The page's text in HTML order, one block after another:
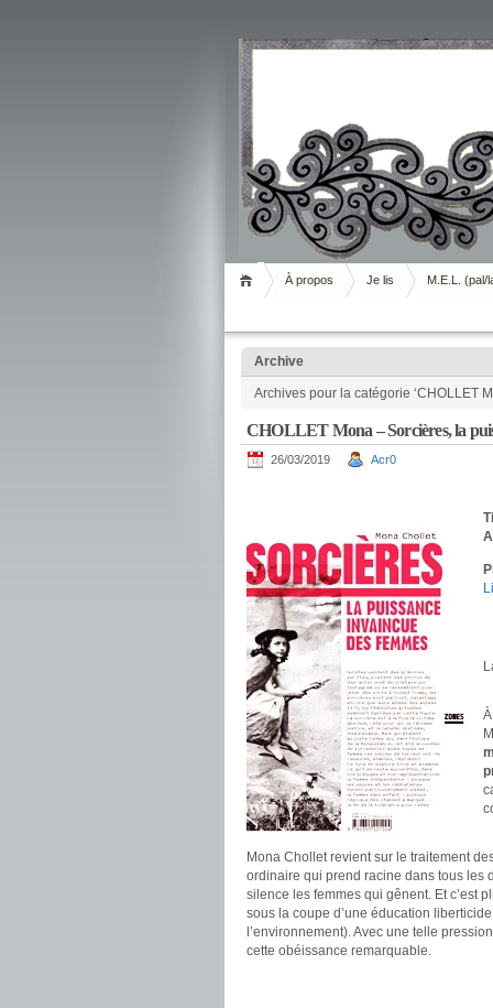
Livrement
À propos Je lis M.E.L. (pal/
Archive
Archives pour la catégorie ‘CHOLLET
CHOLLET Mona – Sorcières, la
26/03/2019 Acr0
Mona Chollet revient sur le traitement
ordinaire qui prend racine dans tous les
silence les femmes qui gênent. Et c’est
sous la coupe d’une éducation
l’environnement). Avec une telle
cette obéissance remarquable.